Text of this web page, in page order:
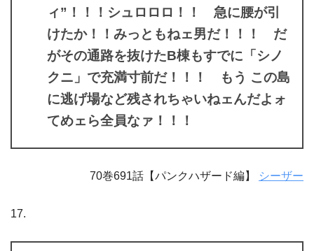
ィ”！！！シュロロロ！！ 急に腰が引
けたか！！みっともねェ男だ！！！ だ
がその通路を抜けたB棟もすでに「シノ
クニ」で充満寸前だ！！！ もう この島
に逃げ場など残されちゃいねェんだよォ
てめェら全員なァ！！！
70巻691話【パンクハザード編】 シーザー
17.